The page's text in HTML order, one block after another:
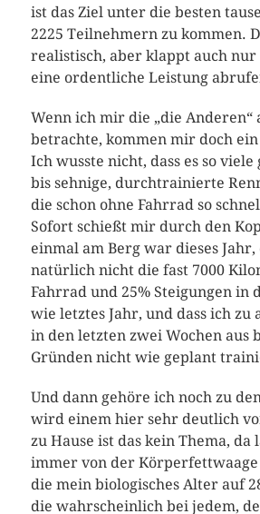
ist das Ziel unter die besten
2225 Teilnehmern zu kommen.
realistisch, aber klappt auch nur
eine ordentliche Leistung
Wenn ich mir die „die Anderen“
betrachte, kommen mir doch
Ich wusste nicht, dass es so viele
bis sehnige, durchtrainierte
die schon ohne Fahrrad so
Sofort schießt mir durch den
einmal am Berg war dieses Jahr,
natürlich nicht die fast 7000
Fahrrad und 25% Steigungen in
wie letztes Jahr, und dass ich zu
in den letzten zwei Wochen aus
Gründen nicht wie geplant
Und dann gehöre ich noch zu
wird einem hier sehr deutlich
zu Hause ist das kein Thema, da
immer von der Körperfettwaage
die mein biologisches Alter auf
die wahrscheinlich bei jedem,